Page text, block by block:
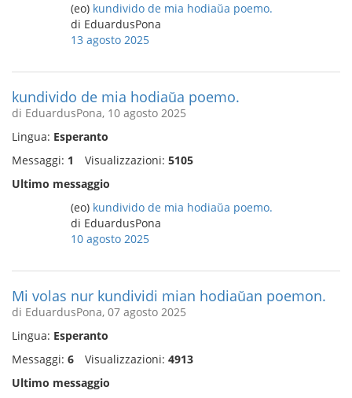
(eo) kundivido de mia hodiaŭa poemo.
di EduardusPona
13 agosto 2025
kundivido de mia hodiaŭa poemo.
di EduardusPona, 10 agosto 2025
Lingua: Esperanto
Messaggi: 1 Visualizzazioni: 5105
Ultimo messaggio
(eo) kundivido de mia hodiaŭa poemo.
di EduardusPona
10 agosto 2025
Mi volas nur kundividi mian hodiaŭan poemon.
di EduardusPona, 07 agosto 2025
Lingua: Esperanto
Messaggi: 6 Visualizzazioni: 4913
Ultimo messaggio